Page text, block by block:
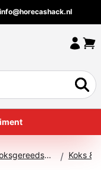
info@horecashack.nl
Kleinkeuken & Koksgereedschap / Koks &